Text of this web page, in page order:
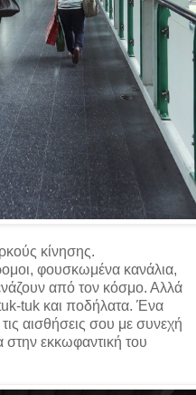
κίνησης.
φουσκωμένα κανάλια,
από τον κόσμο. Αλλά
tuk και ποδήλατα. Ένα
αισθήσεις σου με συνεχή
στην εκκωφαντική του